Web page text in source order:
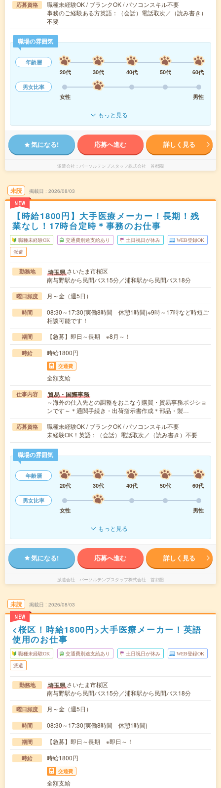
応募資格
職種未経験OK / ブランクOK / パソコンスキル不要
事務のご経験ある方英語：（会話）電話取次／（読み書き）
不要
職場の雰囲気
年齢層
20代
30代 40代 50代
60代
男女比率
女性
男性
もっと見る
気になる! 応募へ進む 詳しく見る
派遣会社 パーソルテンプスタッフ株式会社 首都圏
未読
NEW
掲載日 2026/08/03
【時給1800円】大手医療メーカー！長期！残
業なし！17時台定時＊事務のお仕事
職種未経験OK 交通費別途支給あり 土日祝日が休み WEB登録OK
派遣
勤務地 埼玉県さいたま市桜区
南与野駅から民間バス15分／浦和駅から民間バス18分
曜日頻度 月～金（週5日）
時間
08:30～17:30(実働8時間 休憩1時間)※9時～17時など時短ご
相談可能です！
期間 【急募】即日～長期 ※8月～！
時給 時給1800円
交通費
全額支給
仕事内容 貿易・国際事務
～海外の仕入先との調整をおこなう購買・貿易事務ポジショ
ンです～＊通関手続き・出荷指示書作成＊部品・製…
応募資格
職種未経験OK / ブランクOK / パソコンスキル不要
未経験OK！英語：（会話）電話取次／（読み書き）不要
職場の雰囲気
年齢層
20代
30代 40代 50代
60代
男女比率
女性
男性
もっと見る
気になる! 応募へ進む 詳しく見る
派遣会社 パーソルテンプスタッフ株式会社 首都圏
未読
NEW
掲載日 2026/08/03
<桜区！時給1800円>大手医療メーカー！英語
使用のお仕事
職種未経験OK 交通費別途支給あり 土日祝日が休み WEB登録OK
派遣
勤務地 埼玉県さいたま市桜区
南与野駅から民間バス15分／浦和駅から民間バス18分
曜日頻度 月～金（週5日）
時間 08:30～17:30(実働8時間 休憩1時間)
期間 【急募】即日～長期 ※即日～！
時給 時給1800円
交通費
全額支給